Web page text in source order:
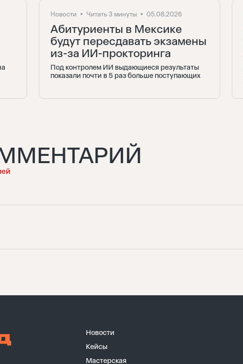
Новости Читать 3 минуты 05.08.2026
Абитуриенты в Мексике
будут пересдавать экзамены
из-за ИИ-прокторинга
Под контролем ИИ выдающиеся результаты
показали почти в 5 раз больше поступающих
Новости
Кейсы
Мастерская